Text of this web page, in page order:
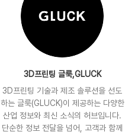
3D프린팅 글룩,GLUCK
3D프린팅 기술과 제조 솔루션을 선도
하는 글룩(GLUCK)이 제공하는 다양한
산업 정보와 최신 소식의 허브입니다.
단순한 정보 전달을 넘어, 고객과 함께